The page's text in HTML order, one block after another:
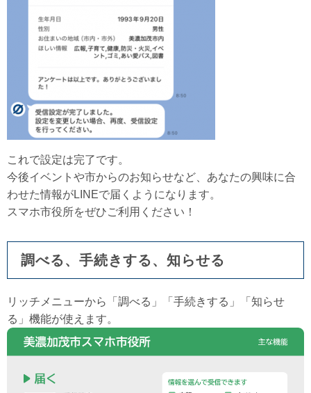
これで設定は完了です。
今後イベントや市からのお知らせなど、あなたの興味に合
わせた情報がLINEで届くようになります。
スマホ市役所をぜひご利用ください！​
調べる、手続きする、知らせる
リッチメニューから「調べる」「手続きする」「知らせ
る」機能が使えます。​